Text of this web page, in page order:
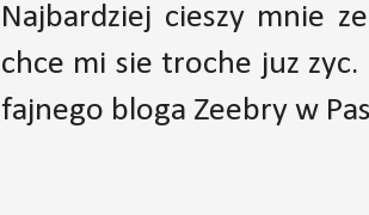
Najbardziej cieszy mnie
chce mi sie troche juz
fajnego bloga Zeebry w